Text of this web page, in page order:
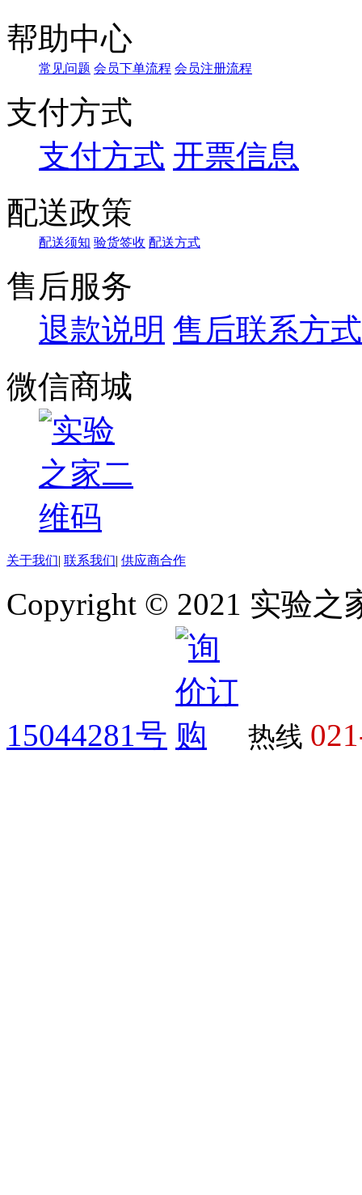
帮助中心
常见问题 会员下单流程 会员注册流程
支付方式
支付方式 开票信息
配送政策
配送须知 验货签收 配送方式
售后服务
退款说明 售后联系方式
微信商城
关于我们| 联系我们| 供应商合作
Copyright © 2021 实验之
15044281号 热线